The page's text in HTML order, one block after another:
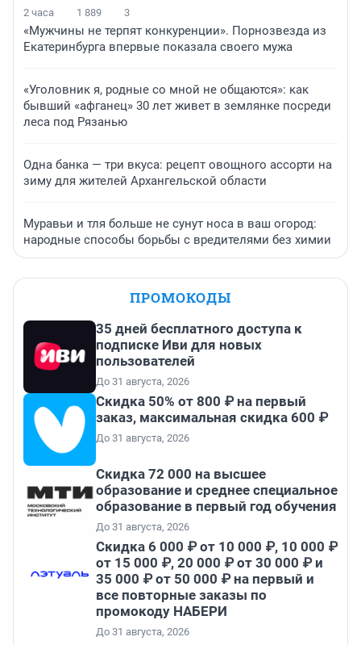
2 часа 1 889 3
«Мужчины не терпят конкуренции». Порнозвезда из
Екатеринбурга впервые показала своего мужа
«Уголовник я, родные со мной не общаются»: как
бывший «афганец» 30 лет живет в землянке посреди
леса под Рязанью
Одна банка — три вкуса: рецепт овощного ассорти на
зиму для жителей Архангельской области
Муравьи и тля больше не сунут носа в ваш огород:
народные способы борьбы с вредителями без химии
ПРОМОКОДЫ
35 дней бесплатного доступа к
подписке Иви для новых
пользователей
До 31 августа, 2026
Скидка 50% от 800 ₽ на первый
заказ, максимальная скидка 600 ₽
До 31 августа, 2026
Скидка 72 000 на высшее
образование и среднее специальное
образование в первый год обучения
До 31 августа, 2026
Скидка 6 000 ₽ от 10 000 ₽, 10 000 ₽
от 15 000 ₽, 20 000 ₽ от 30 000 ₽ и
35 000 ₽ от 50 000 ₽ на первый и
все повторные заказы по
промокоду НАБЕРИ
До 31 августа, 2026